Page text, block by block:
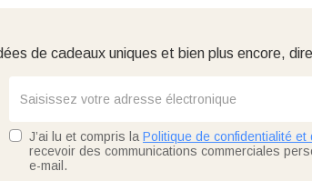
de cadeaux uniques et bien plus encore,
J’ai lu et compris la Politique de confidentialité et
recevoir des communications commerciales
e-mail.